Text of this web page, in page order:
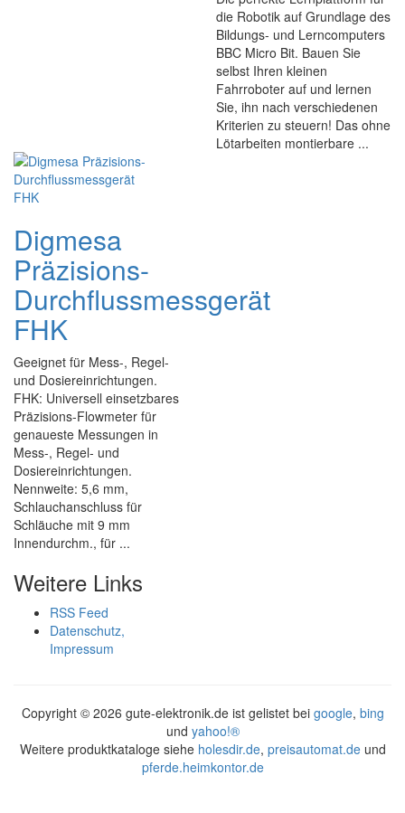
die Robotik auf Grundlage des
Bildungs- und Lerncomputers
BBC Micro Bit. Bauen Sie
selbst Ihren kleinen
Fahrroboter auf und lernen
Sie, ihn nach verschiedenen
Kriterien zu steuern! Das ohne
Lötarbeiten montierbare ...
Digmesa
Präzisions-
Durchflussmessgerät
FHK
Geeignet für Mess-, Regel-
und Dosiereinrichtungen.
FHK: Universell einsetzbares
Präzisions-Flowmeter für
genaueste Messungen in
Mess-, Regel- und
Dosiereinrichtungen.
Nennweite: 5,6 mm,
Schlauchanschluss für
Schläuche mit 9 mm
Innendurchm., für ...
Weitere Links
RSS Feed
Datenschutz,
Impressum
Copyright © 2026 gute-elektronik.de ist gelistet bei google, bing
und yahoo!®
Weitere produktkataloge siehe holesdir.de, preisautomat.deund
pferde.heimkontor.de